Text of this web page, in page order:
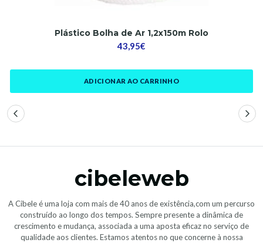
Plástico Bolha de Ar 1,2x150m Rolo
43,95€
ADICIONAR AO CARRINHO
cibeleweb
A Cibele é uma loja com mais de 40 anos de existência,com um percurso
construído ao longo dos tempos. Sempre presente a dinâmica de
crescimento e mudança, associada a uma aposta eficaz no serviço de
qualidade aos clientes. Estamos atentos no que concerne à nossa